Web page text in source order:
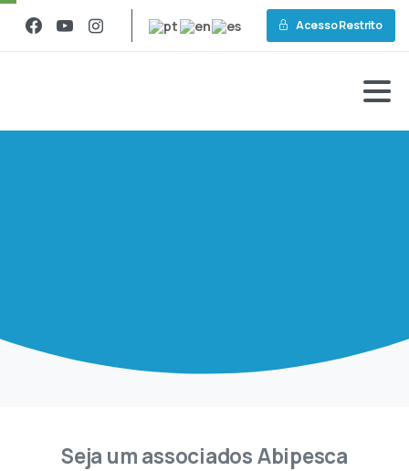
Acesso Restrito
Seja um associados Abipesca